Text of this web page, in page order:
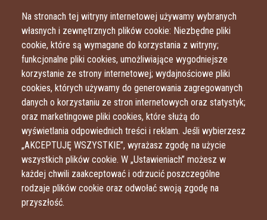
Na stronach tej witryny internetowej używamy wybranych
własnych i zewnętrznych plików cookie: Niezbędne pliki
cookie, które są wymagane do korzystania z witryny;
funkcjonalne pliki cookies, umożliwiające wygodniejsze
korzystanie ze strony internetowej; wydajnościowe pliki
cookies, których używamy do generowania zagregowanych
danych o korzystaniu ze stron internetowych oraz statystyk;
oraz marketingowe pliki cookies, które służą do
wyświetlania odpowiednich treści i reklam. Jeśli wybierzesz
„AKCEPTUJĘ WSZYSTKIE”, wyrażasz zgodę na użycie
wszystkich plików cookie. W „Ustawieniach” możesz w
każdej chwili zaakceptować i odrzucić poszczególne
rodzaje plików cookie oraz odwołać swoją zgodę na
przyszłość.